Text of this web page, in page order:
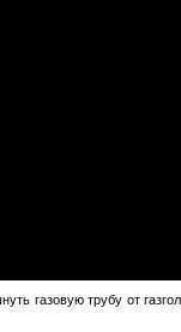
газовую трубу от